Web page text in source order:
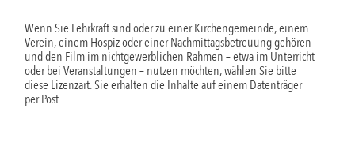
Wenn Sie Lehrkraft sind oder zu einer Kirchengemeinde, einem
Verein, einem Hospiz oder einer Nachmittagsbetreuung gehören
und den Film im nichtgewerblichen Rahmen – etwa im Unterricht
oder bei Veranstaltungen – nutzen möchten, wählen Sie bitte
diese Lizenzart. Sie erhalten die Inhalte auf einem Datenträger
per Post.